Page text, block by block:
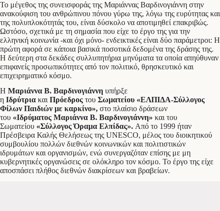
Το μέγεθος της συνεισφοράς της Μαριάννας Βαρδινογιάννη στην
ανακούφιση του ανθρώπινου πόνου γύρω της, λόγω της ευρύτητας και
της πολυπλοκότητάς του, είναι δύσκολο να αποτιμηθεί επακριβώς.
Ωστόσο, σχετικά με τη σημασία που είχε το έργο της για την
ελληνική κοινωνία -και όχι μόνο- ενδεικτικές είναι δύο παράμετροι: Η
πρώτη αφορά σε κάποια βασικά ποσοτικά δεδομένα της δράσης της.
Η δεύτερη στα δεκάδες συλλυπητήρια μηνύματα τα οποία απηύθυναν
επιφανείς προσωπικότητες από τον πολιτικό, θρησκευτικό και
επιχειρηματικό κόσμο.
Η Μαριάννα Β. Βαρδινογιάννη υπήρξε
η Ιδρύτρια και Πρόεδρος του Σωματείου «ΕΛΠΙΔΑ-Σύλλογος
Φίλων Παιδιών με καρκίνο», στο πλαίσιο δράσεων
του «Ιδρύματος Μαριάννα Β. Βαρδινογιάννη» και του
Σωματείου «Σύλλογος Όραμα Ελπίδας». Από το 1999 ήταν
Πρέσβειρα Καλής Θελήσεως της UNESCO, μέλος του διοικητικού
συμβουλίου πολλών διεθνών κοινωνικών και πολιτιστικών
ιδρυμάτων και οργανισμών, ενώ συνεργαζόταν επίσης με μη
κυβερνητικές οργανώσεις σε ολόκληρο τον κόσμο. Το έργο της είχε
αποσπάσει πλήθος διεθνών διακρίσεων και βραβείων.